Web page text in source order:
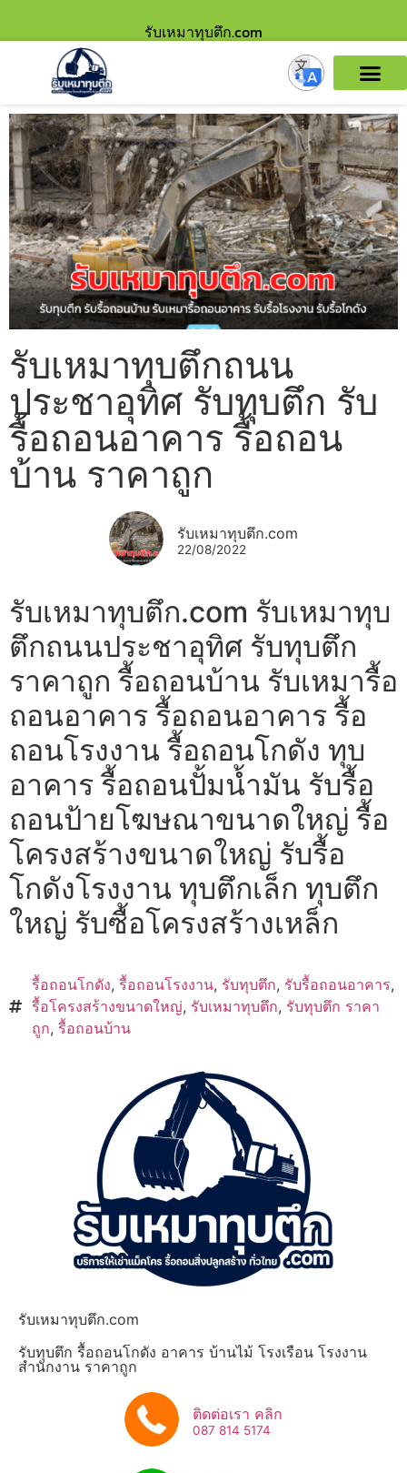
รับเหมาทุบตึก.com
รับเหมาทุบตึกถนน
ประชาอุทิศ รับทุบตึก รับ
รื้อถอนอาคาร รื้อถอน
บ้าน ราคาถูก
รับเหมาทุบตึก.com
22/08/2022
รับเหมาทุบตึก.com รับเหมาทุบ
ตึกถนนประชาอุทิศ รับทุบตึก
ราคาถูก รื้อถอนบ้าน รับเหมารื้อ
ถอนอาคาร รื้อถอนอาคาร รื้อ
ถอนโรงงาน รื้อถอนโกดัง ทุบ
อาคาร รื้อถอนปั้มน้ำมัน รับรื้อ
ถอนป้ายโฆษณาขนาดใหญ่ รื้อ
โครงสร้างขนาดใหญ่ รับรื้อ
โกดังโรงงาน ทุบตึกเล็ก ทุบตึก
ใหญ่ รับซื้อโครงสร้างเหล็ก
รื้อถอนโกดัง, รื้อถอนโรงงาน, รับทุบตึก, รับรื้อถอนอาคาร,
รื้อโครงสร้างขนาดใหญ่, รับเหมาทุบตึก, รับทุบตึก ราคา
ถูก, รื้อถอนบ้าน
รับเหมาทุบตึก.com
รับทุบตึก รื้อถอนโกดัง อาคาร บ้านไม้ โรงเรือน โรงงาน
สำนักงาน ราคาถูก
ติดต่อเรา คลิก
087 814 5174